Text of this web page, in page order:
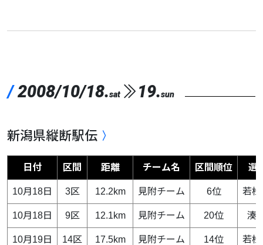
/2008/10/18.sat 19.sun
新潟県縦断駅伝
日付 区間 距離 チーム名 区間順位 選
10月18日 3区 12.2km 見附チーム 6位 若松
10月18日 9区 12.1km 見附チーム 20位 湊
10月19日 14区 17.5km 見附チーム 14位 若松